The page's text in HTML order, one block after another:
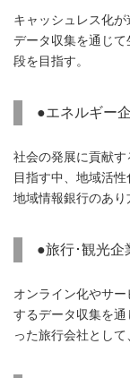
キャッシュレス化
データ収集を通じ
段を目指す。
●エネルギー
社会の発展に貢献
目指す中、地域活
地域情報銀行のあり
●旅行･観光企
オンライン化やサ
するデータ収集を
った旅行会社とし